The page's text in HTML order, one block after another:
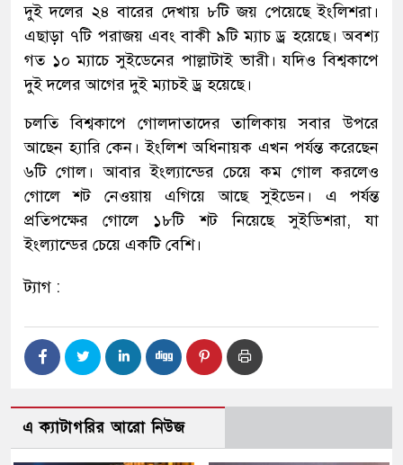
দুই দলের ২৪ বারের দেখায় ৮টি জয় পেয়েছে ইংলিশরা।
এছাড়া ৭টি পরাজয় এবং বাকী ৯টি ম্যাচ ড্র হয়েছে। অবশ্য
গত ১০ ম্যাচে সুইডেনের পাল্লাটাই ভারী। যদিও বিশ্বকাপে
দুই দলের আগের দুই ম্যাচই ড্র হয়েছে।
চলতি বিশ্বকাপে গোলদাতাদের তালিকায় সবার উপরে
আছেন হ্যারি কেন। ইংলিশ অধিনায়ক এখন পর্যন্ত করেছেন
৬টি গোল। আবার ইংল্যান্ডের চেয়ে কম গোল করলেও
গোলে শট নেওয়ায় এগিয়ে আছে সুইডেন। এ পর্যন্ত
প্রতিপক্ষের গোলে ১৮টি শট নিয়েছে সুইডিশরা, যা
ইংল্যান্ডের চেয়ে একটি বেশি।
ট্যাগ :
এ ক্যাটাগরির আরো নিউজ